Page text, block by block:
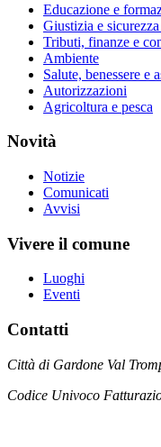
Educazione e
Giustizia e
Tributi, finanze e
Ambiente
Salute, benessere e
Autorizzazioni
Agricoltura e pesca
Novità
Notizie
Comunicati
Avvisi
Vivere il comune
Luoghi
Eventi
Contatti
Città di Gardone Val
Codice Univoco